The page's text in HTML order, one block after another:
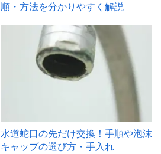
順・方法を分かりやすく解説
水道蛇口の先だけ交換！手順や泡沫
キャップの選び方・手入れ